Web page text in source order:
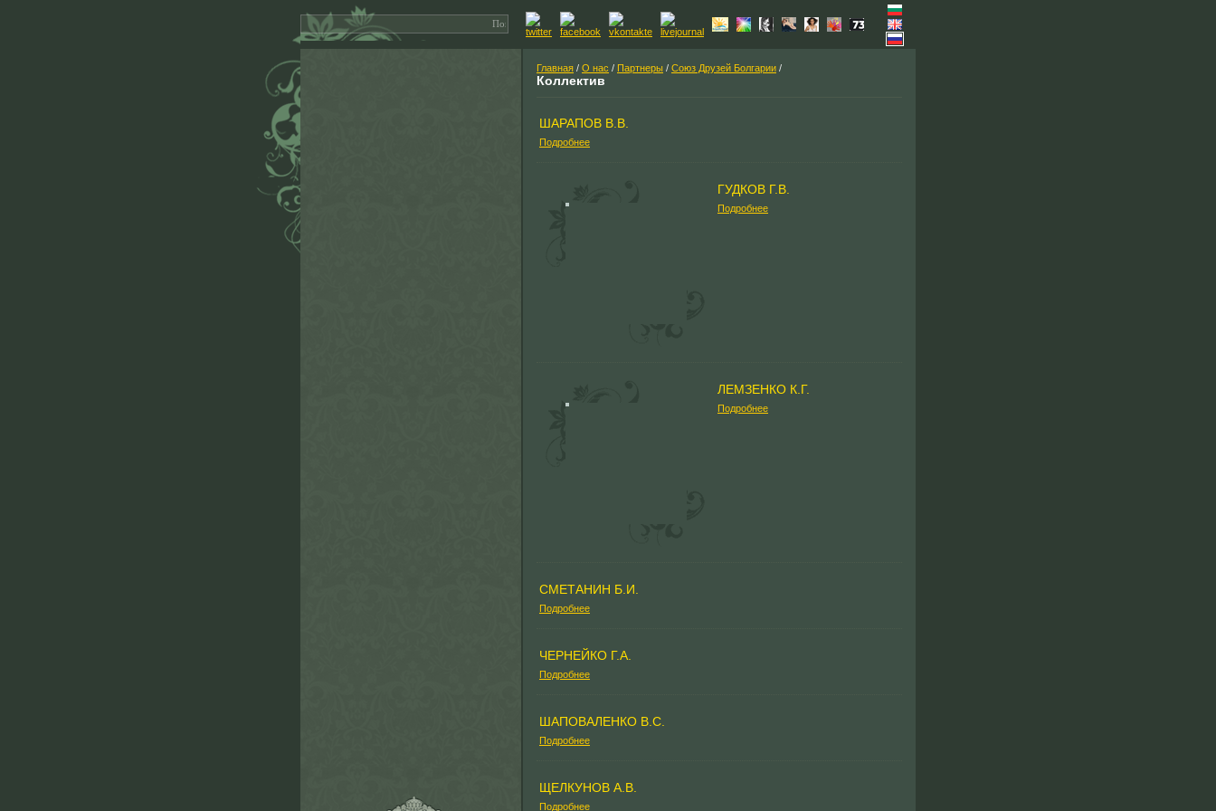
Главная / О нас / Партнеры / Союз Друзей Болгарии /
Коллектив
ШАРАПОВ В.В.
Подробнее
ГУДКОВ Г.В.
Подробнее
ЛЕМЗЕНКО К.Г.
Подробнее
СМЕТАНИН Б.И.
Подробнее
ЧЕРНЕЙКО Г.А.
Подробнее
ШАПОВАЛЕНКО В.С.
Подробнее
ЩЕЛКУНОВ А.В.
Подробнее